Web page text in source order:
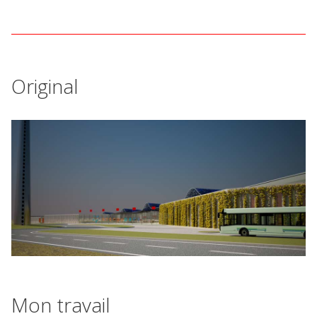
Original
Mon travail